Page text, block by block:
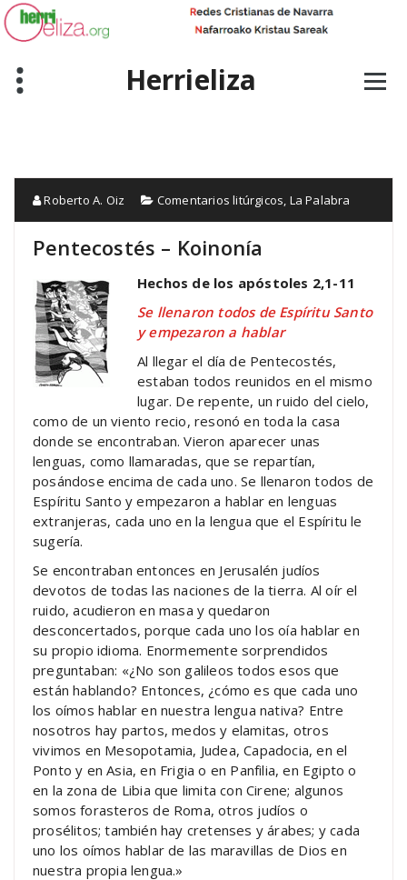
Skip
to
content
Herrieliza
Roberto A. Oiz Comentarios litúrgicos, La Palabra
Pentecostés – Koinonía
Hechos de los apóstoles 2,1-11
Se llenaron todos de Espíritu Santo
y empezaron a hablar
Al llegar el día de Pentecostés,
estaban todos reunidos en el mismo
lugar. De repente, un ruido del cielo,
como de un viento recio, resonó en toda la casa
donde se encontraban. Vieron aparecer unas
lenguas, como llamaradas, que se repartían,
posándose encima de cada uno. Se llenaron todos de
Espíritu Santo y empezaron a hablar en lenguas
extranjeras, cada uno en la lengua que el Espíritu le
sugería.
Se encontraban entonces en Jerusalén judíos
devotos de todas las naciones de la tierra. Al oír el
ruido, acudieron en masa y quedaron
desconcertados, porque cada uno los oía hablar en
su propio idioma. Enormemente sorprendidos
preguntaban: «¿No son galileos todos esos que
están hablando? Entonces, ¿cómo es que cada uno
los oímos hablar en nuestra lengua nativa? Entre
nosotros hay partos, medos y elamitas, otros
vivimos en Mesopotamia, Judea, Capadocia, en el
Ponto y en Asia, en Frigia o en Panfilia, en Egipto o
en la zona de Libia que limita con Cirene; algunos
somos forasteros de Roma, otros judíos o
prosélitos; también hay cretenses y árabes; y cada
uno los oímos hablar de las maravillas de Dios en
nuestra propia lengua.»